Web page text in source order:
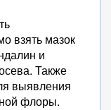
взять мазок
и
Также
выявления
флоры.